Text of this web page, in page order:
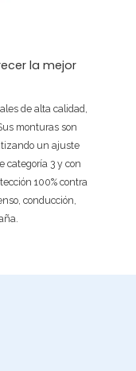
la mejor
de alta calidad,
monturas son
un ajuste
categoría 3 y con
100% contra
conducción,